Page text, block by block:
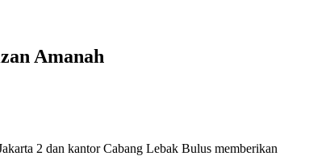
Amanah
2 dan kantor Cabang Lebak Bulus memberikan